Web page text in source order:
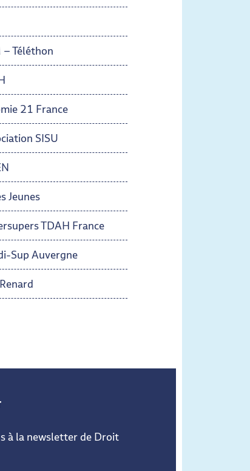
– Téléthon
21 France
SISU
Jeunes
TDAH France
Sup Auvergne
à la newsletter de Droit